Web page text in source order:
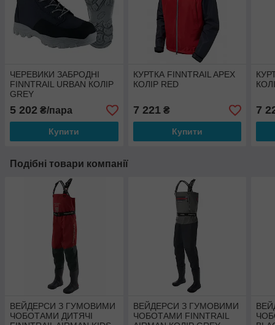
ЧЕРЕВИКИ ЗАБРОДНІ
FINNTRAIL URBAN КОЛІР
GREY
5 202 ₴/пара
Купити
КУРТКА FINNTRAIL APEX
КОЛІР RED
7 221₴
Купити
7
Подібні товари компанії
ВЕЙДЕРСИ З ГУМОВИМИ
ЧОБОТАМИ ДИТЯЧІ
ВЕЙДЕРСИ З ГУМОВИМИ
ЧОБОТАМИ FINNTRAIL